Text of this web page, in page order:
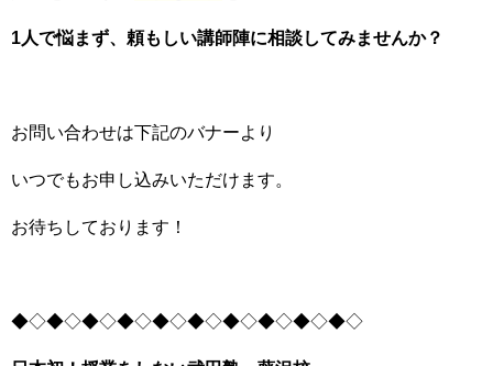
1人で悩まず、頼もしい講師陣に相談してみませんか？
お問い合わせは下記のバナーより
いつでもお申し込みいただけます。
お待ちしております！
◆◇◆◇◆◇◆◇◆◇◆◇◆◇◆◇◆◇◆◇